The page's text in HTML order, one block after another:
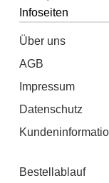
Infoseiten
Über uns
AGB
Impressum
Datenschutz
Bestellablauf